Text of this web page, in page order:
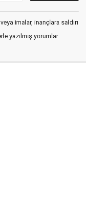
imalar, inançlara saldırı
yazılmış yorumlar